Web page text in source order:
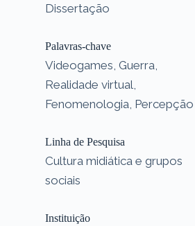
Dissertação
Palavras-chave
Videogames, Guerra,
Realidade virtual,
Fenomenologia, Percepção
Linha de Pesquisa
Cultura midiática e grupos
sociais
Instituição